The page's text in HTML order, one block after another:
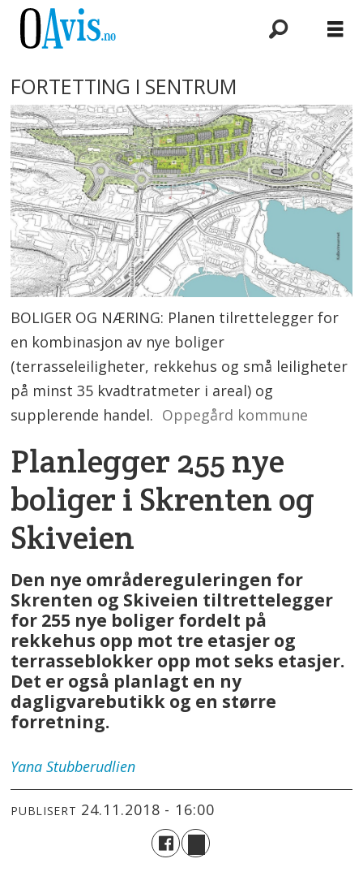
FORTETTING I SENTRUM
BOLIGER OG NÆRING: Planen tilrettelegger for
en kombinasjon av nye boliger
(terrasseleiligheter, rekkehus og små leiligheter
på minst 35 kvadtratmeter i areal) og
supplerende handel. Oppegård kommune
Planlegger 255 nye
boliger i Skrenten og
Skiveien
Den nye områdereguleringen for
Skrenten og Skiveien tiltrettelegger
for 255 nye boliger fordelt på
rekkehus opp mot tre etasjer og
terrasseblokker opp mot seks etasjer.
Det er også planlagt en ny
dagligvarebutikk og en større
forretning.
Yana Stubberudlien
PUBLISERT 24.11.2018 - 16:00